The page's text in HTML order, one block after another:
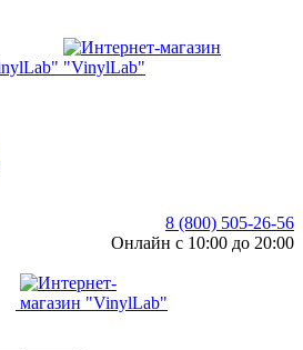
8 (800) 505-26-56
Онлайн с 10:00 до 20:00